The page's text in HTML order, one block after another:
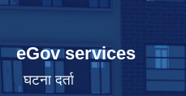
eGov services
घटना दर्ता